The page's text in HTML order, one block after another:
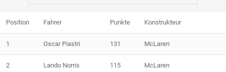
Position Fahrer Punkte Konstrukteur
1 Oscar Piastri 131 McLaren
2 Lando Norris 115 McLaren